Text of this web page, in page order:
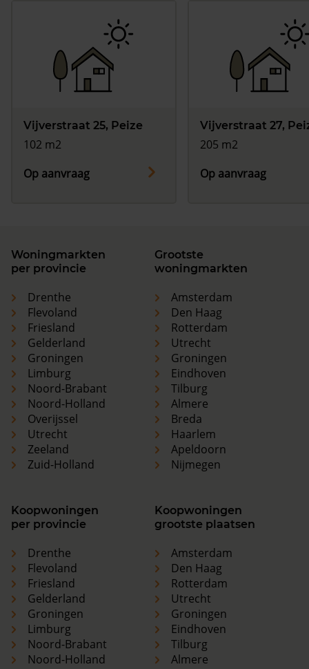
Vijverstraat 25, Peize
102 m2
Op aanvraag
Vijverstraat 27,
205 m2
Op aanvraag
Woningmarkten
per provincie
Drenthe
Flevoland
Friesland
Gelderland
Groningen
Limburg
Noord-Brabant
Noord-Holland
Overijssel
Utrecht
Zeeland
Zuid-Holland
Grootste
woningmarkten
Amsterdam
Den Haag
Rotterdam
Utrecht
Groningen
Eindhoven
Tilburg
Almere
Breda
Haarlem
Apeldoorn
Nijmegen
Koopwoningen
per provincie
Drenthe
Flevoland
Friesland
Gelderland
Groningen
Limburg
Noord-Brabant
Noord-Holland
Koopwoningen
grootste plaatsen
Amsterdam
Den Haag
Rotterdam
Utrecht
Groningen
Eindhoven
Tilburg
Almere